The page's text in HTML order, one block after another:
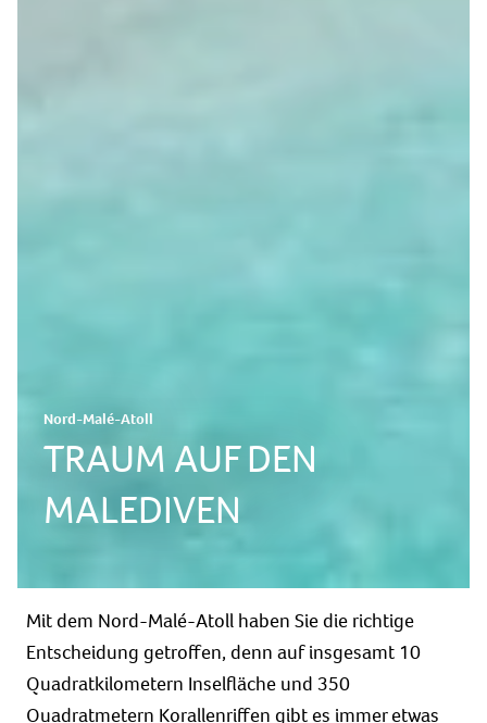
Nord-Malé-Atoll
TRAUM AUF DEN
MALEDIVEN
Mit dem Nord-Malé-Atoll haben Sie die richtige
Entscheidung getroffen, denn auf insgesamt 10
Quadratkilometern Inselfläche und 350
Quadratmetern Korallenriffen gibt es immer etwas